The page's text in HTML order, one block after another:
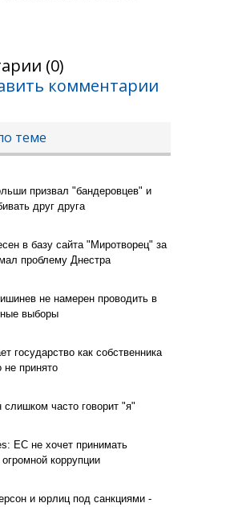
(0)
комментарии
теме
призвал "бандеровцев" и
друг друга
в базу сайта "Миротворец" за
проблему Днестра
не намерен проводить в
выборы
государство как собственника
не принято
часто говорит "я"
ЕС не хочет принимать
коррупции
и юрлиц под санкциями -